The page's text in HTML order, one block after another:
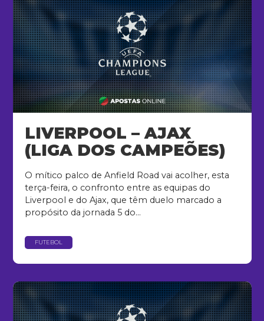
LIVERPOOL – AJAX
(LIGA DOS CAMPEÕES)
O mítico palco de Anfield Road vai acolher, esta
terça-feira, o confronto entre as equipas do
Liverpool e do Ajax, que têm duelo marcado a
propósito da jornada 5 do...
FUTEBOL